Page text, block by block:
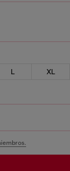
L
XL